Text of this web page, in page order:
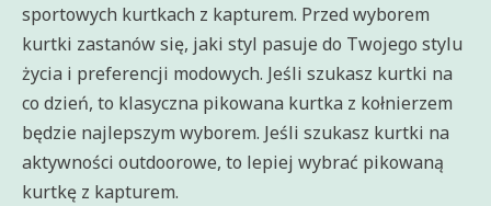
sportowych kurtkach z kapturem. Przed wyborem
kurtki zastanów się, jaki styl pasuje do Twojego stylu
życia i preferencji modowych. Jeśli szukasz kurtki na
co dzień, to klasyczna pikowana kurtka z kołnierzem
będzie najlepszym wyborem. Jeśli szukasz kurtki na
aktywności outdoorowe, to lepiej wybrać pikowaną
kurtkę z kapturem.